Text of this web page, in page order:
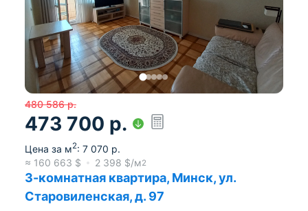
480 586 р.
473 700 р.
Цена за м2: 7 070 р.
≈ 160 663 $ 2 398 $/м2
3-комнатная квартира, Минск, ул.
Старовиленская, д. 97